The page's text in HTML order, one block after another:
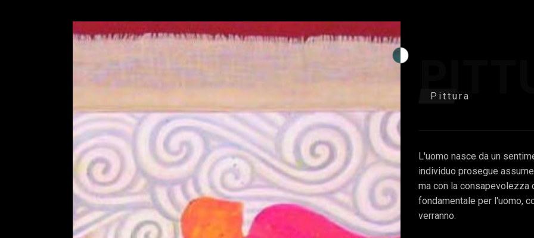
Pittura
L'uomo nasce da un
individuo prosegue
ma con la consapevolezza
fondamentale per l'uomo,
verranno.